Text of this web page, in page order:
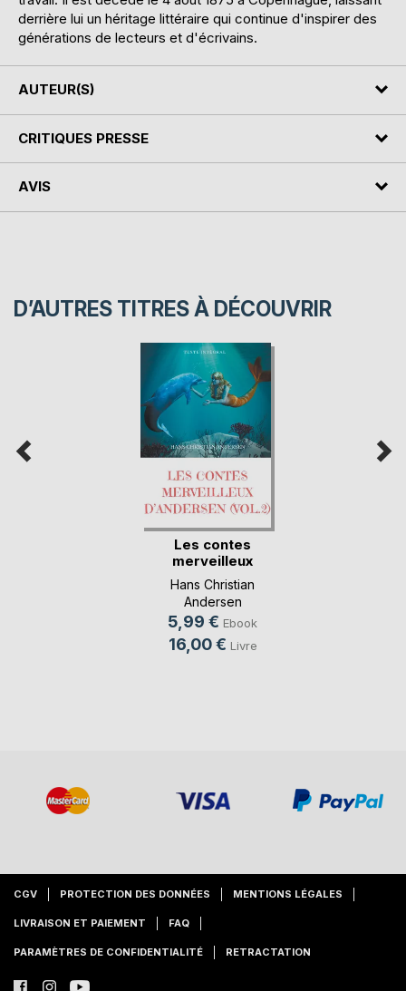
derrière lui un héritage littéraire qui continue d'inspirer des
générations de lecteurs et d'écrivains.
AUTEUR(S)
CRITIQUES PRESSE
AVIS
D’AUTRES TITRES À DÉCOUVRIR
Les contes
merveilleux
d'Andersen (...)
Hans Christian
Andersen
5,99 € Ebook
16,00 € Livre
CGV PROTECTION DES DONNÉES MENTIONS LÉGALES
LIVRAISON ET PAIEMENT FAQ
PARAMÈTRES DE CONFIDENTIALITÉ RETRACTATION